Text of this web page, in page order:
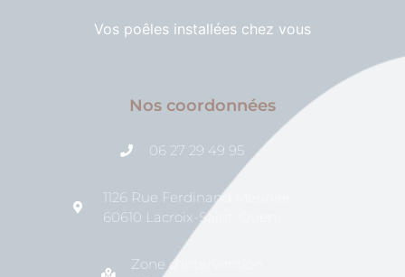
Vos poêles installées chez vous
Nos coordonnées
06 27 29 49 95
1126 Rue Ferdinand Meunier
60610 Lacroix-Saint-Ouen
Zone d'intervention